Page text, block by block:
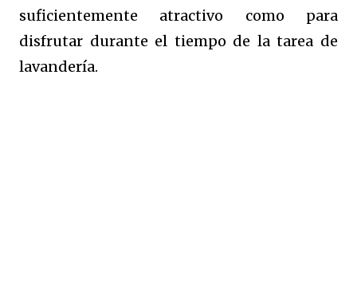
suficientemente atractivo como para
disfrutar durante el tiempo de la tarea de
lavandería.